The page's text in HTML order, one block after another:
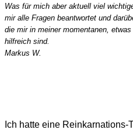
Was für mich aber aktuell viel
mir alle Fragen beantwortet und
die mir in meiner momentanen,
hilfreich sind.
Markus W.
Ich hatte eine